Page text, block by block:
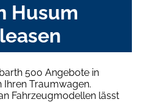
Husum
500 Angebote in
Ihren Traumwagen.
Fahrzeugmodellen lässt